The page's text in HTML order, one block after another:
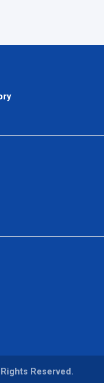
Reserved.